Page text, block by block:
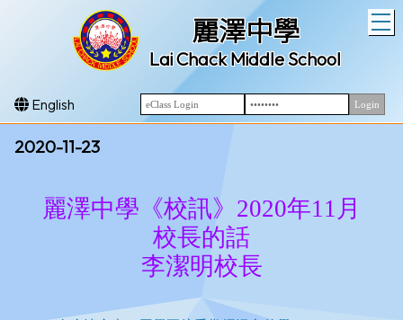
麗澤中學
Lai Chack Middle School
English
2020-11-23